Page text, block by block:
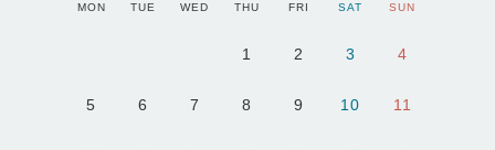
MON TUE WED THU FRI SAT SUN
1 2 3 4
5 6 7 8 9 10 11